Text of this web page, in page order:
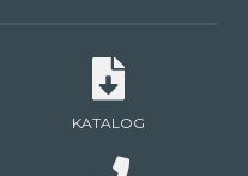
KATALOG